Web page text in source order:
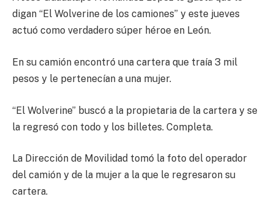
digan “El Wolverine de los camiones” y este jueves
actuó como verdadero súper héroe en León.
En su camión encontró una cartera que traía 3 mil
pesos y le pertenecían a una mujer.
“El Wolverine” buscó a la propietaria de la cartera y se
la regresó con todo y los billetes. Completa.
La Dirección de Movilidad tomó la foto del operador
del camión y de la mujer a la que le regresaron su
cartera.